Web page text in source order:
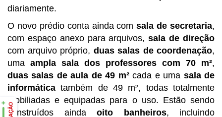
diariamente.
O novo prédio conta ainda comsala de secretaria,
com espaço anexo para arquivos,sala de direção
com arquivo próprio, duas salas de coordenação,
uma ampla sala dos professores com 70 m²,
duas salas de aula de 49 m²cada e uma sala de
informática também de 49 m², todas totalmente
mobiliadas e equipadas para o uso. Estão sendo
construídos ainda oito banheiros, incluindo